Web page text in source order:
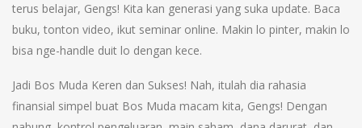
terus belajar, Gengs! Kita kan generasi yang suka update. Baca
buku, tonton video, ikut seminar online. Makin lo pinter, makin lo
bisa nge-handle duit lo dengan kece.
Jadi Bos Muda Keren dan Sukses! Nah, itulah dia rahasia
finansial simpel buat Bos Muda macam kita, Gengs! Dengan